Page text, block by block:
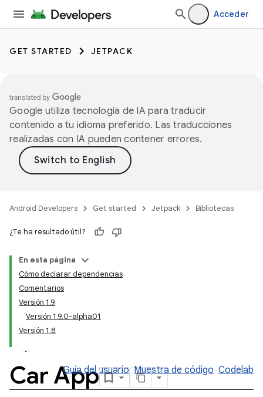
Acceder
GET STARTED JETPACK
Google utiliza tecnología de IA para traducir
contenido a tu idioma preferido. Las traducciones
realizadas con IA pueden contener errores.
Android Developers Get started Jetpack Bibliotecas
¿Te ha resultado útil?
En esta página
Cómo declarar dependencias
Comentarios
Versión 1.9
Versión 1.9.0-alpha01
Versión 1.8
Car App
Guía del usuario Muestra de código Codelab